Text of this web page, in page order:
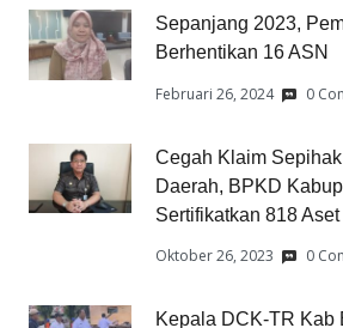
Sepanjang 2023,
Berhentikan 16 ASN
Februari 26, 2024 0
Cegah Klaim
Daerah, BPKD
Sertifikatkan 818 Aset
Oktober 26, 2023 0
Kepala DCK-TR Kab